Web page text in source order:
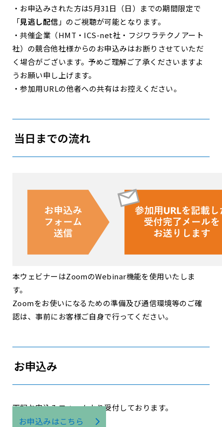
・お申込みされた方は5月31日（日）までの期間限定で
「見逃し配信 」のご視聴が可能となります。
・共催企業（HMT・ICS-net社・フジワラテクノアート
社）の競合他社様からのお申込みはお断りさせていただ
く場合がございます。予めご理解ご了承くださいますよ
うお願い申し上げます。
・参加用URLの他者への共有はお控えください。
当日までの流れ
本ウェビナーはZoomのWebinar機能を使用いたしま
す。
Zoomをお使いになるための準備及び通信環境等のご確
認は、事前にお客様ご自身で行ってください。
お申込み
下記お申込みフォームより受付しております。
お申込みはこちら